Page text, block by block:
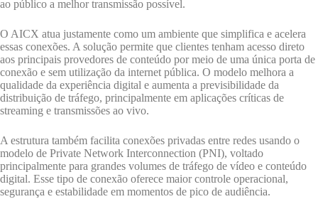
ao público a melhor transmissão possível.
O AICX atua justamente como um ambiente que simplifica e acelera
essas conexões. A solução permite que clientes tenham acesso direto
aos principais provedores de conteúdo por meio de uma única porta de
conexão e sem utilização da internet pública. O modelo melhora a
qualidade da experiência digital e aumenta a previsibilidade da
distribuição de tráfego, principalmente em aplicações críticas de
streaming e transmissões ao vivo.
A estrutura também facilita conexões privadas entre redes usando o
modelo de Private Network Interconnection (PNI), voltado
principalmente para grandes volumes de tráfego de vídeo e conteúdo
digital. Esse tipo de conexão oferece maior controle operacional,
segurança e estabilidade em momentos de pico de audiência.